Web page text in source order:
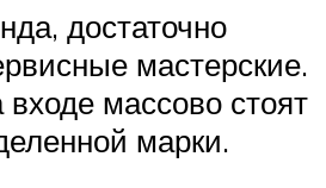
достаточно
мастерские.
массово стоят
марки.